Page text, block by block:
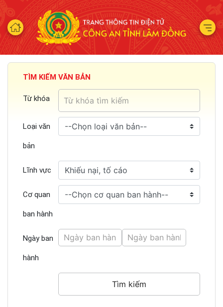
TÌM KIẾM VĂN BẢN
Từ khóa
Loại văn
bản
Lĩnh vực
Cơ quan
ban hành
Ngày ban
hành